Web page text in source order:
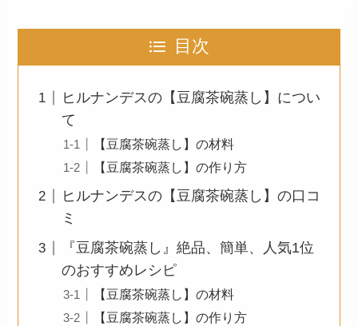
目次
ヒルナンデスの【豆腐茶碗蒸し】につい
て
【豆腐茶碗蒸し】の材料
【豆腐茶碗蒸し】の作り方
ヒルナンデスの【豆腐茶碗蒸し】の口コ
ミ
『豆腐茶碗蒸し』絶品、簡単、人気1位
のおすすめレシピ
【豆腐茶碗蒸し】の材料
【豆腐茶碗蒸し】の作り方